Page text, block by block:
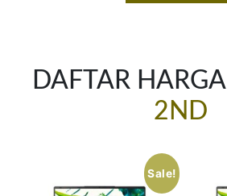
DAFTAR HARGA
2ND
Sale!